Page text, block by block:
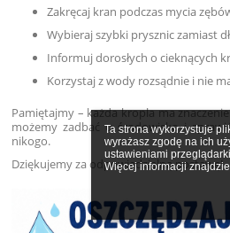
Ta strona wykorzystuje
wyrażasz zgodę na ich
ustawieniami
Więcej informacji
Zakręcaj kran podczas mycia
Wybieraj szybki prysznic zamiast
Informuj dorosłych o cieknących
Korzystaj z wody rozsądnie i nie
Pamiętajmy – każda kropla ma
możemy zadbać o środowisko i
nikogo.
Dziękujemy za odpowiedzialną postawę!